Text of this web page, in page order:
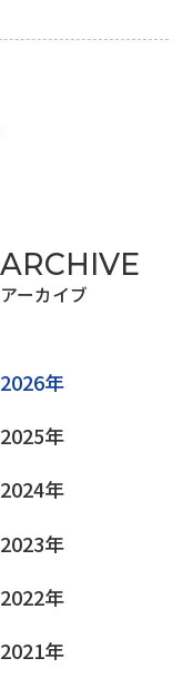
ARCHIVE
アーカイブ
2026年
2025年
2024年
2023年
2022年
2021年